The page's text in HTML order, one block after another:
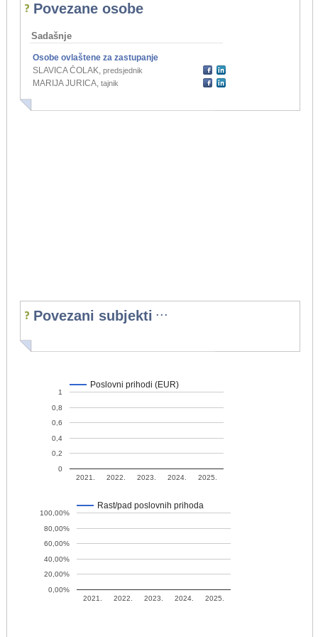
Povezane osobe
Sadašnje
Osobe ovlaštene za zastupanje
SLAVICA ČOLAK, predsjednik
MARIJA JURICA, tajnik
Povezani subjekti ...
Poslovni prihodi (EUR)
2021. 2022. 2023. 2024. 2025.
0
0,2
0,4
0,6
0,8
1
Rast/pad poslovnih prihoda
2021. 2022. 2023. 2024. 2025.
0,00%
20,00%
40,00%
60,00%
80,00%
100,00%